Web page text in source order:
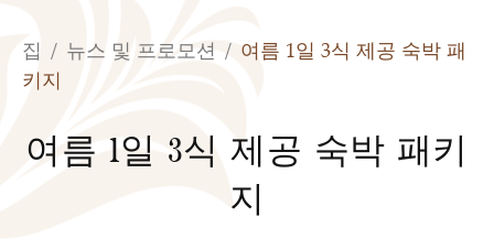
집 / 뉴스 및 프로모션 / 여름 1일 3식 제공 숙박 패
키지
여름 1일 3식 제공 숙박 패키
지